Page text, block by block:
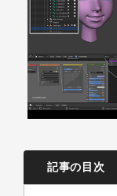
記事の目次